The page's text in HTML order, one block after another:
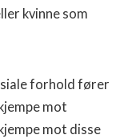
kvinne som
forhold fører
mot
mot disse